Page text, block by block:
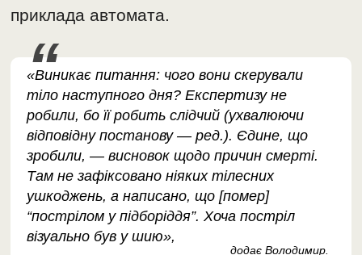
приклада автомата.
«Виникає питання: чого вони скерували
тіло наступного дня? Експертизу не
робили, бо її робить слідчий (ухвалюючи
відповідну постанову — ред.). Єдине, що
зробили, — висновок щодо причин смерті.
Там не зафіксовано ніяких тілесних
ушкоджень, а написано, що [помер]
“пострілом у підборіддя”. Хоча постріл
візуально був у шию»,
додає Володимир.